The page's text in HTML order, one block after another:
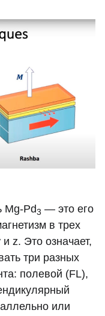
Mg-Pd3 — это его
в трех
z. Это означает,
три разных
полевой (FL),
или